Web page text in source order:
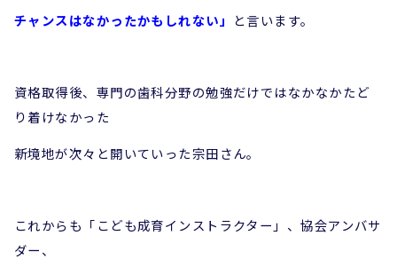
チャンスはなかったかもしれない」
と言います。
資格取得後、専門の歯科分野の勉強だけではなかなかたど
り着けなかった
新境地が次々と開いていった宗田さん。
これからも「こども成育インストラクター」、協会アンバサ
ダー、